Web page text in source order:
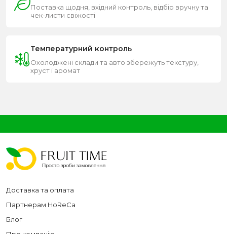
Поставка щодня, вхідний контроль, відбір вручну та
чек-листи свіжості
Температурний контроль
Охолоджені склади та авто збережуть текстуру,
хруст і аромат
Доставка та оплата
Партнерам HoReCa
Блог